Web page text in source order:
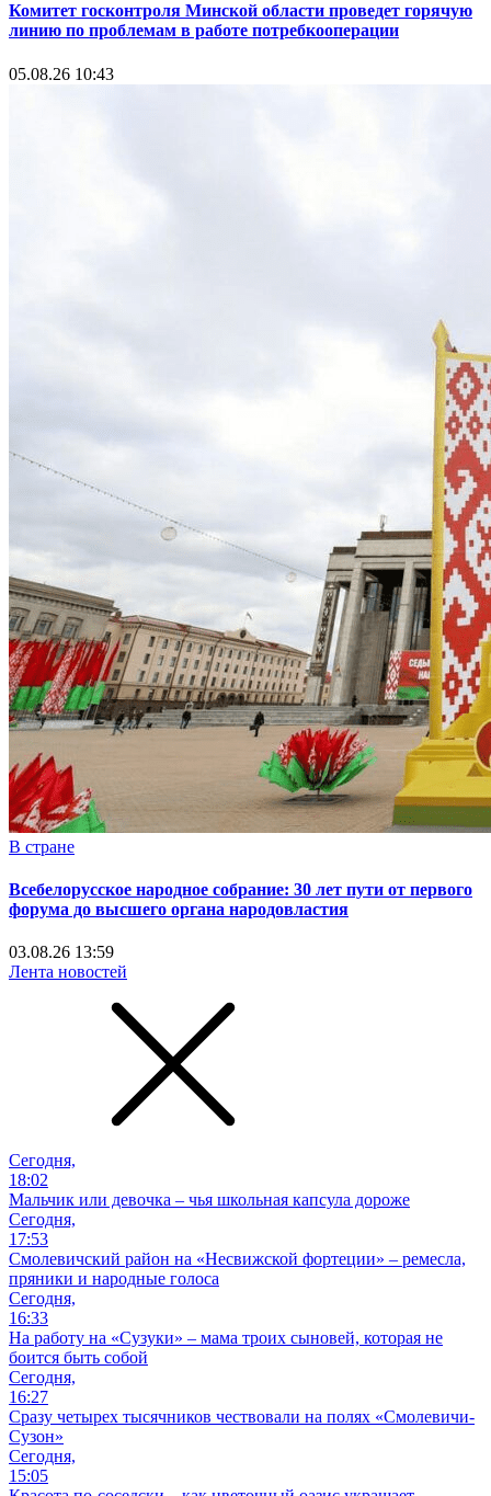
Комитет госконтроля Минской области проведет горячую
линию по проблемам в работе потребкооперации
05.08.26 10:43
В стране
Всебелорусское народное собрание: 30 лет пути от первого
форума до высшего органа народовластия
03.08.26 13:59
Лента новостей
Сегодня,
18:02
Мальчик или девочка – чья школьная капсула дороже
Сегодня,
17:53
Смолевичский район на «Несвижской фортеции» – ремесла,
пряники и народные голоса
Сегодня,
16:33
На работу на «Сузуки» – мама троих сыновей, которая не
боится быть собой
Сегодня,
16:27
Сразу четырех тысячников чествовали на полях «Смолевичи-
Сузон»
Сегодня,
15:05